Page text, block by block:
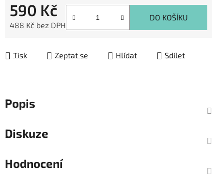
590 Kč
488 Kč bez DPH
DO KOŠÍKU
Tisk Zeptat se Hlídat Sdílet
Popis
Diskuze
Hodnocení